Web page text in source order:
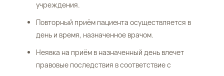
учреждения.
Повторный приём пациента осуществляется в
день и время, назначенное врачом.
Неявка на приём в назначенный день влечет
правовые последствия в соответствие с